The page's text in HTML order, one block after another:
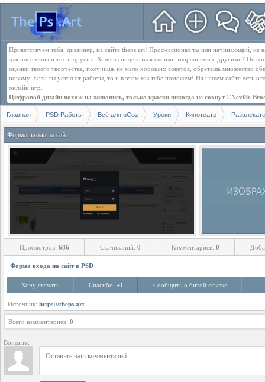
Приветствуем тебя, дизайнер, на сайте theps.art! Профессионал ты или начинающий,
для поселения и тех и других. Хочешь поделиться своими творениями с другими? Не
оценки твоего творчества, получишь не мало хороших советов, обретешь множество
новому. Если ты устал от работы, то и в этом мы тебе поможем! На нашем сайте есть
онлайн игр.
Цифровой дизайн похож на живопись, только краски никогда не сохнут ©Neville
Главная PSD Работы Всё для uCoz Уроки Кинотеатр
Форма входа на сайт
Просмотров: 686 Скачиваний: 0 Комментариев: 0
Форма входа на сайт в PSD
Хочу скачать Спасибо: +1 Сообщить о битой ссылке
Источник: https://theps.art
Всего комментариев: 0
Войдите: